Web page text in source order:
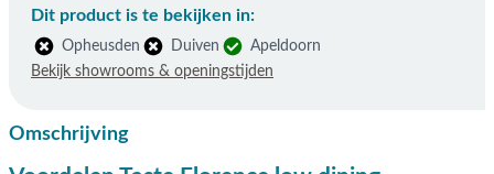
Dit product is te bekijken in:
Opheusden Duiven
Apeldoorn
Bekijk showrooms & openingstijden
Omschrijving